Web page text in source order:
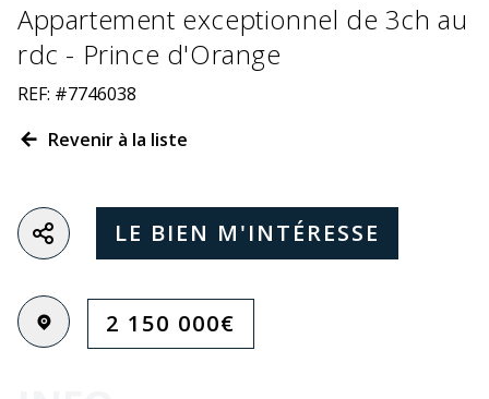
Appartement exceptionnel de 3ch au
rdc - Prince d'Orange
REF: #7746038
Revenir à la liste
LE BIEN M'INTÉRESSE
2 150 000€